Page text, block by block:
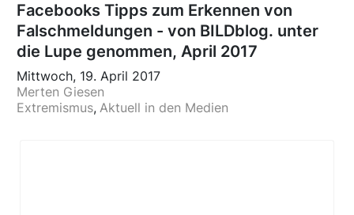
Facebooks Tipps zum Erkennen von
Falschmeldungen - von BILDblog. unter
die Lupe genommen, April 2017
Mittwoch, 19. April 2017
Merten Giesen
Extremismus Aktuell in den Medien